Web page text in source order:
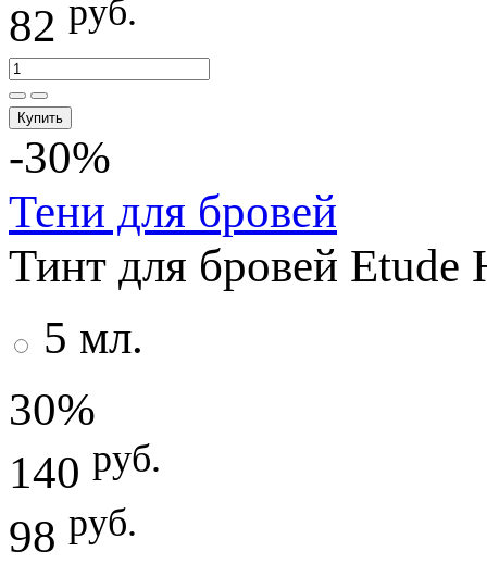
82 руб.
Купить
-30%
Тени для бровей
Тинт для бровей
5 мл.
30%
140 руб.
98 руб.